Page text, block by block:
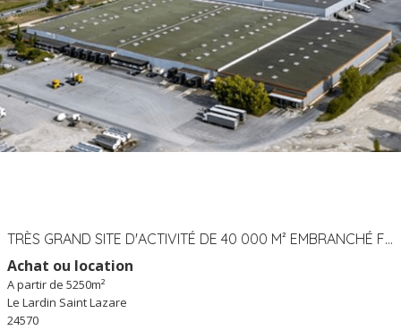
TRÈS GRAND SITE D'ACTIVITÉ DE 40 000 M² EMBRANCHÉ FER AU LARDIN SAINT LAZARE (24) PROCHE A89 À LOUER
Achat ou location
A partir de 5250m²
Le Lardin Saint Lazare
24570